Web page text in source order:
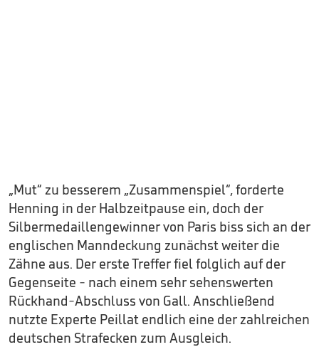
„Mut“ zu besserem „Zusammenspiel“, forderte
Henning in der Halbzeitpause ein, doch der
Silbermedaillengewinner von Paris biss sich an der
englischen Manndeckung zunächst weiter die
Zähne aus. Der erste Treffer fiel folglich auf der
Gegenseite - nach einem sehr sehenswerten
Rückhand-Abschluss von Gall. Anschließend
nutzte Experte Peillat endlich eine der zahlreichen
deutschen Strafecken zum Ausgleich.